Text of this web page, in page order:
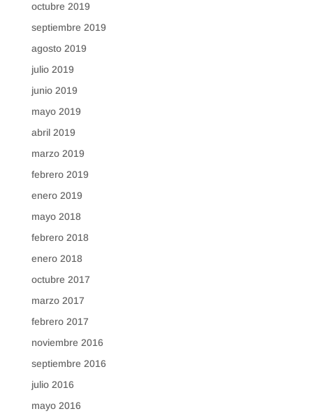
octubre 2019
septiembre 2019
agosto 2019
julio 2019
junio 2019
mayo 2019
abril 2019
marzo 2019
febrero 2019
enero 2019
mayo 2018
febrero 2018
enero 2018
octubre 2017
marzo 2017
febrero 2017
noviembre 2016
septiembre 2016
julio 2016
mayo 2016